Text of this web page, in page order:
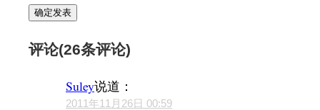
评论(26条评论)
Suley说道：
2011年11月26日 00:59